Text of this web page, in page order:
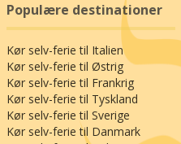
Populære destinationer
Kør selv-ferie til Italien
Kør selv-ferie til Østrig
Kør selv-ferie til Frankrig
Kør selv-ferie til Tyskland
Kør selv-ferie til Sverige
Kør selv-ferie til Danmark